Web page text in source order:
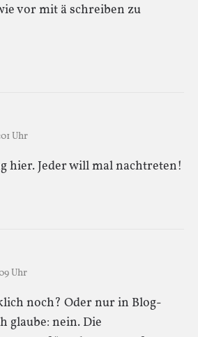
vor mit ä schreiben zu
Uhr
hier. Jeder will mal nachtreten!
Uhr
noch? Oder nur in Blog-
glaube: nein. Die